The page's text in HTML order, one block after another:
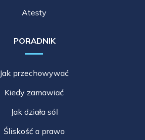
Atesty
PORADNIK
Jak przechowywać
Kiedy zamawiać
Jak działa sól
Śliskość a prawo